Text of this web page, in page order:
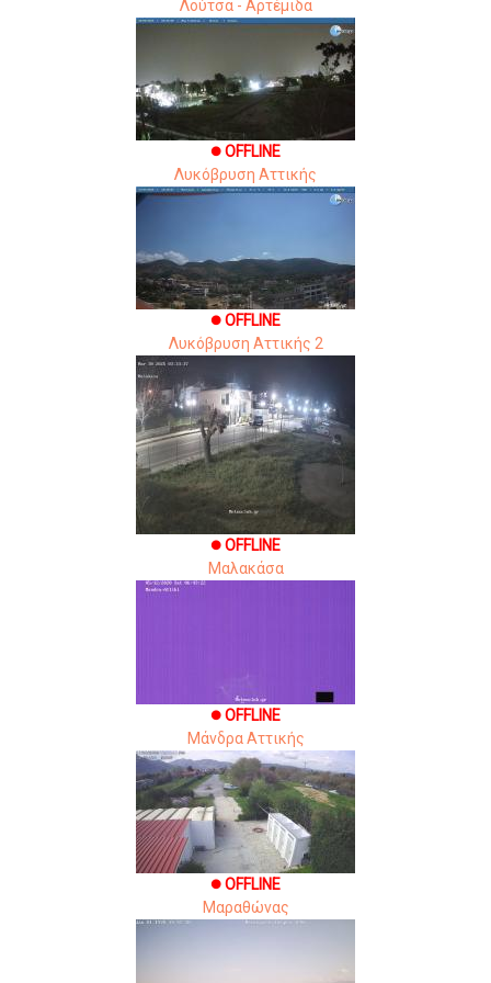
Λούτσα - Αρτέμιδα
brightness_1 OFFLINE
Λυκόβρυση Αττικής
brightness_1 OFFLINE
Λυκόβρυση Αττικής 2
brightness_1 OFFLINE
Μαλακάσα
brightness_1 OFFLINE
Μάνδρα Αττικής
brightness_1 OFFLINE
Μαραθώνας